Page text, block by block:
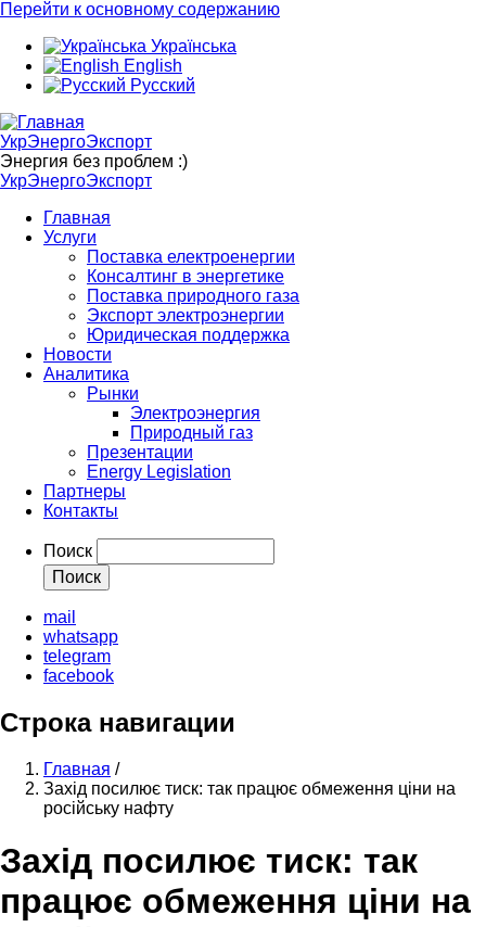
Перейти к основному содержанию
Українська
English
Русский
УкрЭнергоЭкспорт
Энергия без проблем :)
УкрЭнергоЭкспорт
Главная
Услуги
Поставка електроенергии
Консалтинг в энергетике
Поставка природного газа
Экспорт электроэнергии
Юридическая поддержка
Новости
Аналитика
Рынки
Электроэнергия
Природный газ
Презентации
Energy Legislation
Партнеры
Контакты
Поиск
mail
whatsapp
telegram
facebook
Строка навигации
Главная /
Захід посилює тиск: так працює обмеження ціни на
російську нафту
Захід посилює тиск: так
працює обмеження ціни на